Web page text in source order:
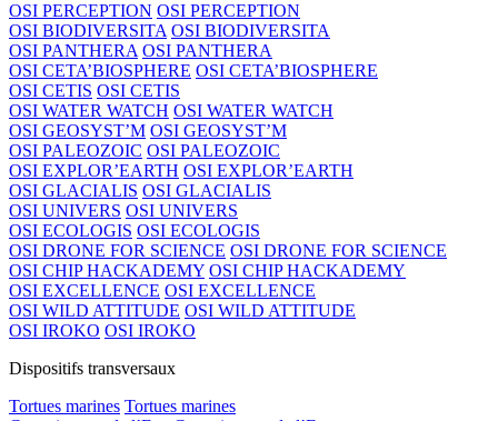
OSI PERCEPTION OSI PERCEPTION
OSI BIODIVERSITA OSI BIODIVERSITA
OSI PANTHERA OSI PANTHERA
OSI CETA’BIOSPHERE OSI CETA’BIOSPHERE
OSI CETIS OSI CETIS
OSI WATER WATCH OSI WATER WATCH
OSI GEOSYST’M OSI GEOSYST’M
OSI PALEOZOIC OSI PALEOZOIC
OSI EXPLOR’EARTH OSI EXPLOR’EARTH
OSI GLACIALIS OSI GLACIALIS
OSI UNIVERS OSI UNIVERS
OSI ECOLOGIS OSI ECOLOGIS
OSI DRONE FOR SCIENCE OSI DRONE FOR SCIENCE
OSI CHIP HACKADEMY OSI CHIP HACKADEMY
OSI EXCELLENCE OSI EXCELLENCE
OSI WILD ATTITUDE OSI WILD ATTITUDE
OSI IROKO OSI IROKO
Dispositifs transversaux
Tortues marines Tortues marines